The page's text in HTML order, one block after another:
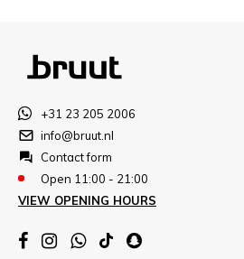
+31 23 205 2006
info@bruut.nl
Contact form
Open 11:00 - 21:00
VIEW OPENING HOURS